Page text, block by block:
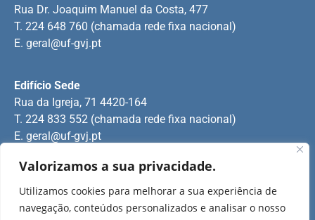
Valorizamos a sua privacidade.
Utilizamos cookies para melhorar a sua experiência de
navegação, conteúdos personalizados e analisar o nosso
Rua Manuel Pinto Martins
T. 224 509 703 (chamada rede fixa nacional)
Edifício Sede
Rua da Igreja, 71 4420-164
T. 224 833 552 (chamada rede fixa nacional)
E. geral@uf-gvj.pt
Rua Dr. Joaquim Manuel da Costa, 477
T. 224 648 760 (chamada rede fixa nacional)
E. geral@uf-gvj.pt